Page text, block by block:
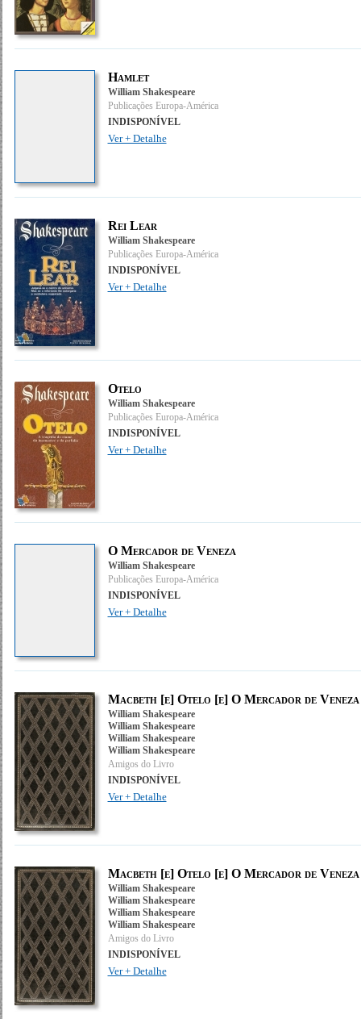
Hamlet
William Shakespeare
Publicações Europa-América
INDISPONÍVEL
Ver + Detalhe
Rei Lear
William Shakespeare
Publicações Europa-América
INDISPONÍVEL
Ver + Detalhe
Otelo
William Shakespeare
Publicações Europa-América
INDISPONÍVEL
Ver + Detalhe
O Mercador de Veneza
William Shakespeare
Publicações Europa-América
INDISPONÍVEL
Ver + Detalhe
Macbeth [e] Otelo [e] O Mercador de
William Shakespeare
William Shakespeare
William Shakespeare
William Shakespeare
Amigos do Livro
INDISPONÍVEL
Ver + Detalhe
Macbeth [e] Otelo [e] O Mercador de
William Shakespeare
William Shakespeare
William Shakespeare
William Shakespeare
Amigos do Livro
INDISPONÍVEL
Ver + Detalhe